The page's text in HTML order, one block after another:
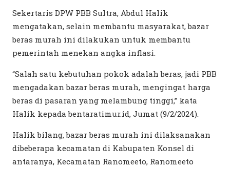
Sekertaris DPW PBB Sultra, Abdul Halik
mengatakan, selain membantu masyarakat, bazar
beras murah ini dilakukan untuk membantu
pemerintah menekan angka inflasi.
“Salah satu kebutuhan pokok adalah beras, jadi PBB
mengadakan bazar beras murah, mengingat harga
beras di pasaran yang melambung tinggi,” kata
Halik kepada bentaratimur.id, Jumat (9/2/2024).
Halik bilang, bazar beras murah ini dilaksanakan
dibeberapa kecamatan di Kabupaten Konsel di
antaranya, Kecamatan Ranomeeto, Ranomeeto